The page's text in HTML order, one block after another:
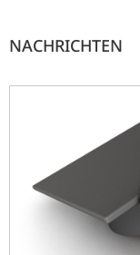
NACHRICHTEN